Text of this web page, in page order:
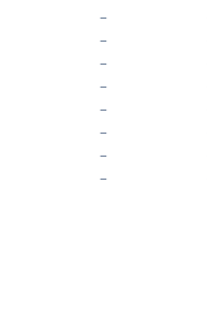
-
-
-
-
-
-
-
-